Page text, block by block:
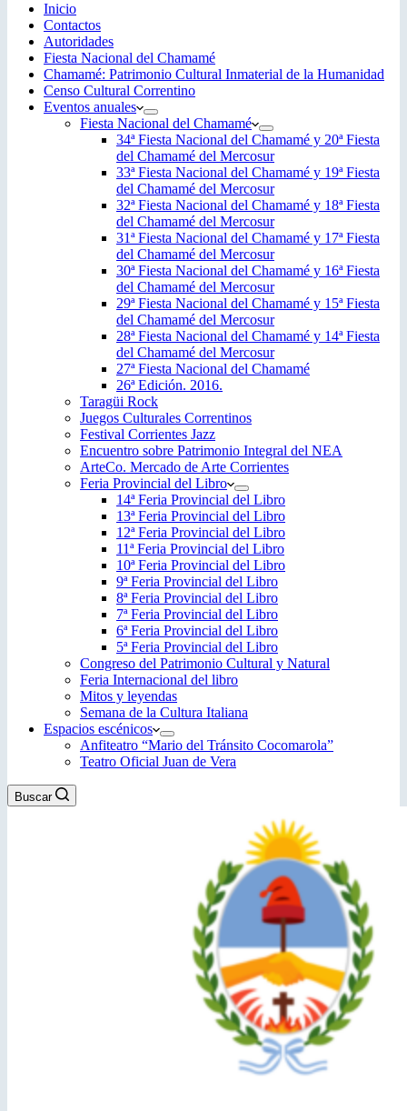
Inicio
Contactos
Autoridades
Fiesta Nacional del Chamamé
Chamamé: Patrimonio Cultural Inmaterial de la Humanidad
Censo Cultural Correntino
Eventos anuales
Fiesta Nacional del Chamamé
34ª Fiesta Nacional del Chamamé y 20ª Fiesta
del Chamamé del Mercosur
33ª Fiesta Nacional del Chamamé y 19ª Fiesta
del Chamamé del Mercosur
32ª Fiesta Nacional del Chamamé y 18ª Fiesta
del Chamamé del Mercosur
31ª Fiesta Nacional del Chamamé y 17ª Fiesta
del Chamamé del Mercosur
30ª Fiesta Nacional del Chamamé y 16ª Fiesta
del Chamamé del Mercosur
29ª Fiesta Nacional del Chamamé y 15ª Fiesta
del Chamamé del Mercosur
28ª Fiesta Nacional del Chamamé y 14ª Fiesta
del Chamamé del Mercosur
27ª Fiesta Nacional del Chamamé
26ª Edición. 2016.
Taragüi Rock
Juegos Culturales Correntinos
Festival Corrientes Jazz
Encuentro sobre Patrimonio Integral del NEA
ArteCo. Mercado de Arte Corrientes
Feria Provincial del Libro
14ª Feria Provincial del Libro
13ª Feria Provincial del Libro
12ª Feria Provincial del Libro
11ª Feria Provincial del Libro
10ª Feria Provincial del Libro
9ª Feria Provincial del Libro
8ª Feria Provincial del Libro
7ª Feria Provincial del Libro
6ª Feria Provincial del Libro
5ª Feria Provincial del Libro
Congreso del Patrimonio Cultural y Natural
Feria Internacional del libro
Mitos y leyendas
Semana de la Cultura Italiana
Espacios escénicos
Anfiteatro “Mario del Tránsito Cocomarola”
Teatro Oficial Juan de Vera
Buscar